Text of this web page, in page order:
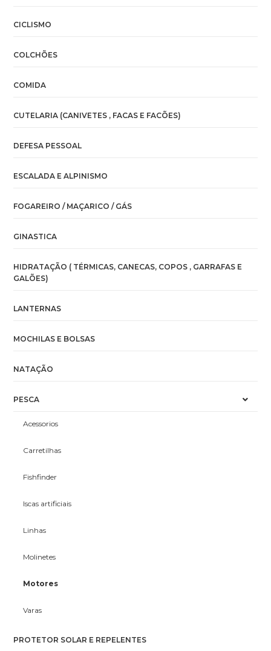
CICLISMO
COLCHÕES
COMIDA
CUTELARIA (CANIVETES , FACAS E FACÕES)
DEFESA PESSOAL
ESCALADA E ALPINISMO
FOGAREIRO / MAÇARICO / GÁS
GINASTICA
HIDRATAÇÃO ( TÉRMICAS, CANECAS, COPOS , GARRAFAS E
GALÕES)
LANTERNAS
MOCHILAS E BOLSAS
NATAÇÃO
PESCA
Acessorios
Carretilhas
Fishfinder
Iscas artificiais
Linhas
Molinetes
Motores
Varas
PROTETOR SOLAR E REPELENTES